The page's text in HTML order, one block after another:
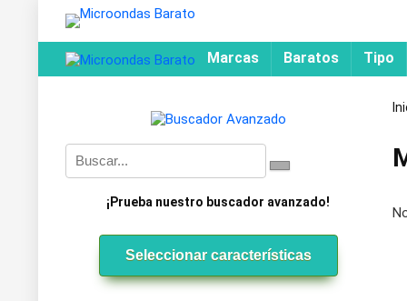
Marcas Baratos Tipo
¡Prueba nuestro buscador avanzado!
Seleccionar características